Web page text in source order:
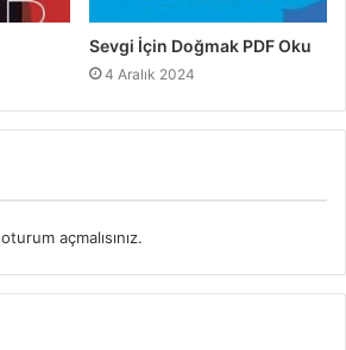
Sevgi İçin Doğmak PDF Oku
4 Aralık 2024
oturum açmalısınız.